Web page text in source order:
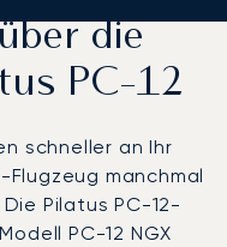
die
PC-12
schneller an Ihr
manchmal
Pilatus PC-12-
PC-12 NGX